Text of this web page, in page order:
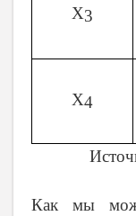
X3
X4
Как мы